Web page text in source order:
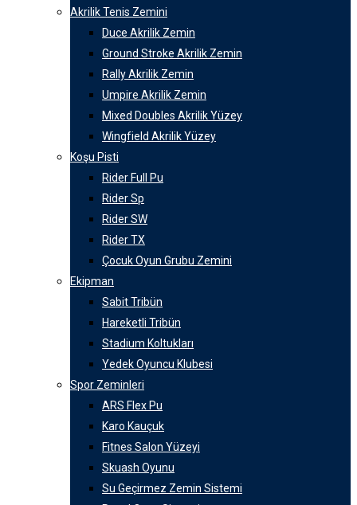
Akrilik Tenis Zemini
Duce Akrilik Zemin
Ground Stroke Akrilik Zemin
Rally Akrilik Zemin
Umpire Akrilik Zemin
Mixed Doubles Akrilik Yüzey
Wingfield Akrilik Yüzey
Koşu Pisti
Rider Full Pu
Rider Sp
Rider SW
Rider TX
Çocuk Oyun Grubu Zemini
Ekipman
Sabit Tribün
Hareketli Tribün
Stadium Koltukları
Yedek Oyuncu Klubesi
Spor Zeminleri
ARS Flex Pu
Karo Kauçuk
Fitnes Salon Yüzeyi
Skuash Oyunu
Su Geçirmez Zemin Sistemi